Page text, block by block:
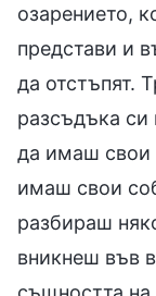
озарението,
представи и
да отстъпят.
разсъдъка
да имаш свои
имаш свои
разбираш
вникнеш във